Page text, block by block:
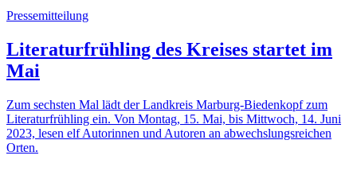
Pressemitteilung
Literaturfrühling des Kreises startet im
Mai
Zum sechsten Mal lädt der Landkreis Marburg-Biedenkopf zum
Literaturfrühling ein. Von Montag, 15. Mai, bis Mittwoch, 14. Juni
2023, lesen elf Autorinnen und Autoren an abwechslungsreichen
Orten.